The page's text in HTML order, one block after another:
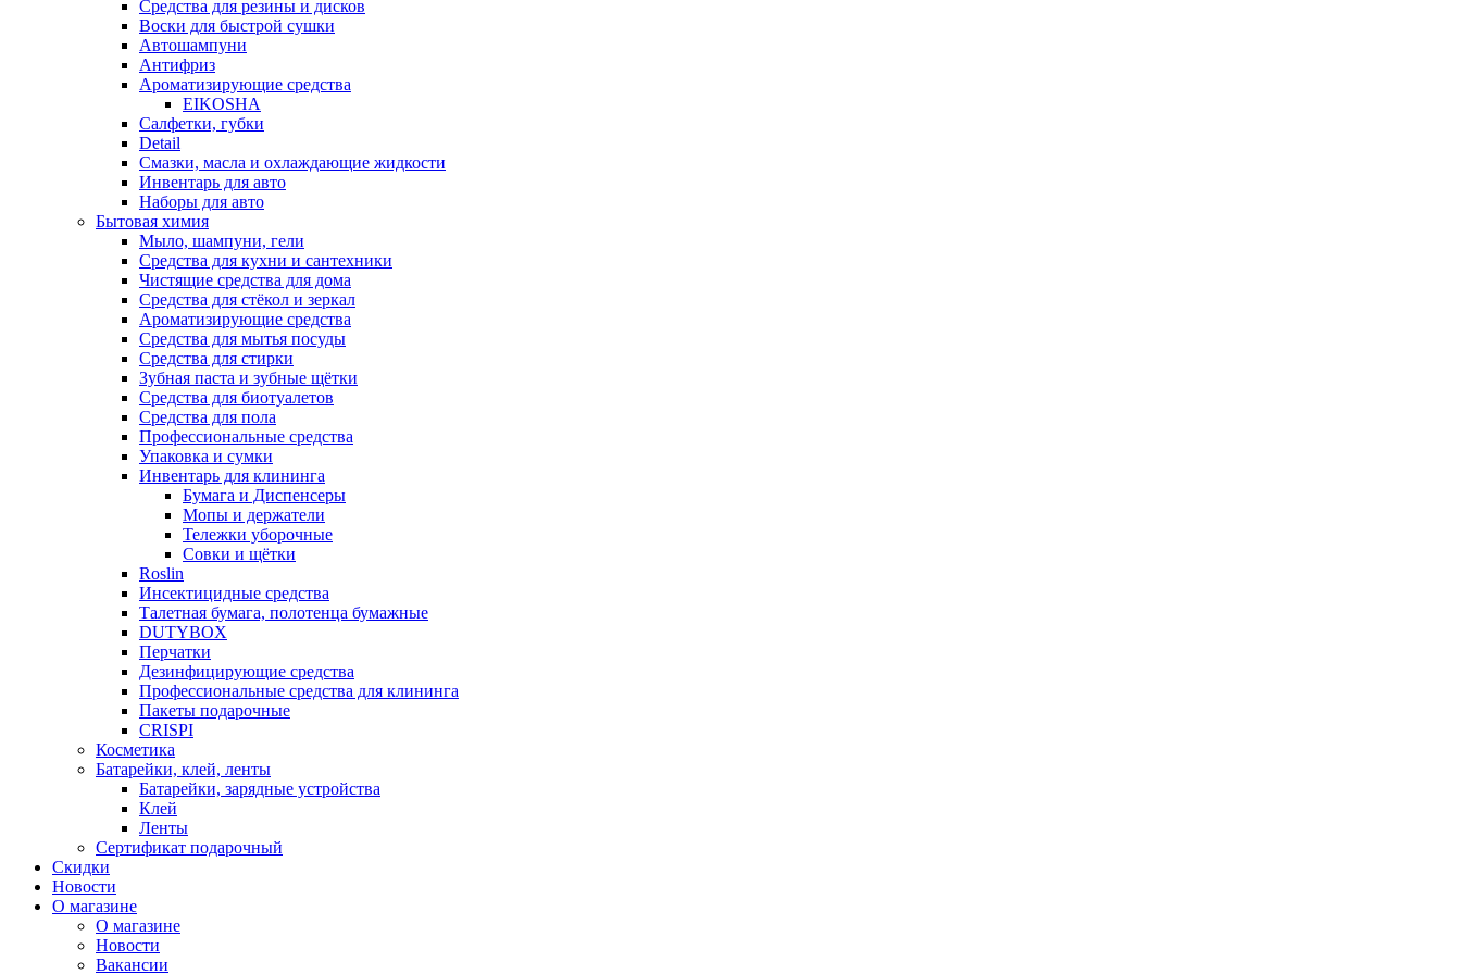
Средства для резины и дисков
Воски для быстрой сушки
Автошампуни
Антифриз
Ароматизирующие средства
EIKOSHA
Салфетки, губки
Detail
Смазки, масла и охлаждающие жидкости
Инвентарь для авто
Наборы для авто
Бытовая химия
Мыло, шампуни, гели
Средства для кухни и сантехники
Чистящие средства для дома
Средства для стёкол и зеркал
Ароматизирующие средства
Средства для мытья посуды
Средства для стирки
Зубная паста и зубные щётки
Средства для биотуалетов
Средства для пола
Профессиональные средства
Упаковка и сумки
Инвентарь для клининга
Бумага и Диспенсеры
Мопы и держатели
Тележки уборочные
Совки и щётки
Roslin
Инсектицидные средства
Талетная бумага, полотенца бумажные
DUTYBOX
Перчатки
Дезинфицирующие средства
Профессиональные средства для клининга
Пакеты подарочные
CRISPI
Косметика
Батарейки, клей, ленты
Батарейки, зарядные устройства
Клей
Ленты
Сертификат подарочный
Скидки
Новости
О магазине
О магазине
Новости
Вакансии